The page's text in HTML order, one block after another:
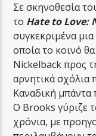
Σε σκηνοθεσία
το HatetoLove:
συγκεκριμένα
οποία το κοινό
Nickelback προς
αρνητικά σχόλια
Καναδική μπάντα
Ο Brooks γύριζε
χρόνια, με